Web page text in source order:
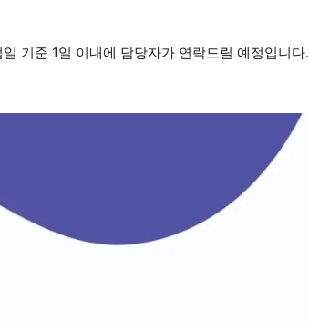
기준 1일 이내에 담당자가 연락드릴 예정입니다.